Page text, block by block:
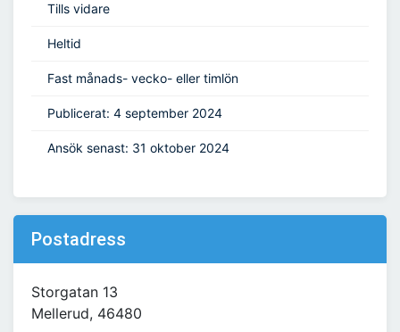
Tills vidare
Heltid
Fast månads- vecko- eller timlön
Publicerat: 4 september 2024
Ansök senast: 31 oktober 2024
Postadress
Storgatan 13
Mellerud, 46480